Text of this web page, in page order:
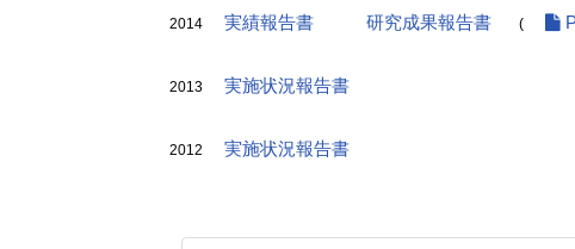
2014 実績報告書 研究成果報告書 (
2013 実施状況報告書
2012 実施状況報告書